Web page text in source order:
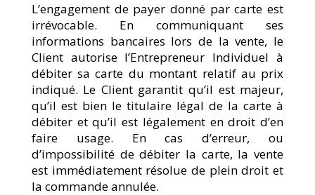
L’engagement de payer donné par carte est
irrévocable. En communiquant ses
informations bancaires lors de la vente, le
Client autorise l’Entrepreneur Individuel à
débiter sa carte du montant relatif au prix
indiqué. Le Client garantit qu’il est majeur,
qu’il est bien le titulaire légal de la carte à
débiter et qu’il est légalement en droit d’en
faire usage. En cas d’erreur, ou
d’impossibilité de débiter la carte, la vente
est immédiatement résolue de plein droit et
la commande annulée.